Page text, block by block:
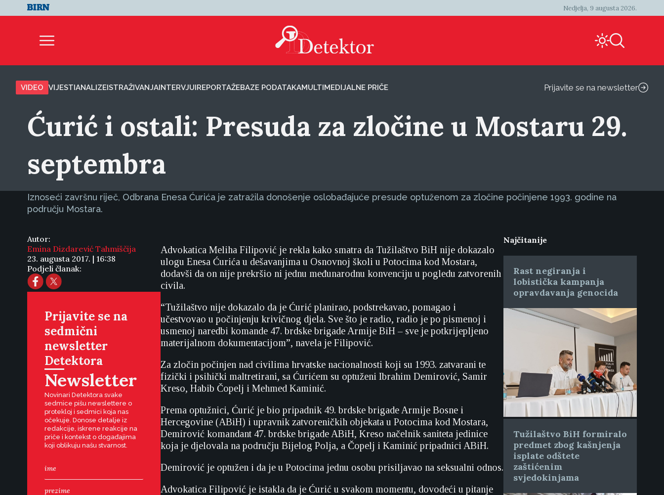
Nedjelja, 9 augusta 2026.
VIDEO VIJESTIANALIZEISTRAŽIVANJAINTERVJUIREPORTAŽEBAZE PODATAKAMULTIMEDIJALNE PRIČE Prijavite se na newsletter
Ćurić i ostali: Presuda za zločine u Mostaru 29.
septembra
Iznoseći završnu riječ, Odbrana Enesa Ćurića je zatražila donošenje oslobađajuće presude optuženom za zločine počinjene 1993. godine na
području Mostara.
Autor:
Emina Dizdarević Tahmiščija
23. augusta 2017. | 16:38
Podjeli članak:
Prijavite se na
sedmični
newsletter
Detektora
Newsletter
Novinari Detektora svake
sedmice pišu newslettere o
protekloj i sedmici koja nas
očekuje. Donose detalje iz
redakcije, iskrene reakcije na
priče i kontekst o događajima
koji oblikuju našu stvarnost.
Advokatica Meliha Filipović je rekla kako smatra da Tužilaštvo BiH nije dokazalo
ulogu Enesa Ćurića u dešavanjima u Osnovnoj školi u Potocima kod Mostara,
dodavši da on nije prekršio ni jednu međunarodnu konvenciju u pogledu zatvorenih
civila.
“Tužilaštvo nije dokazalo da je Ćurić planirao, podstrekavao, pomagao i
učestvovao u počinjenju krivičnog djela. Sve što je radio, radio je po pismenoj i
usmenoj naredbi komande 47. brdske brigade Armije BiH – sve je potkrijepljeno
materijalnom dokumentacijom”, navela je Filipović.
Za zločin počinjen nad civilima hrvatske nacionalnosti koji su 1993. zatvarani te
fizički i psihički maltretirani, sa Ćurićem su optuženi Ibrahim Demirović, Samir
Kreso, Habib Čopelj i Mehmed Kaminić.
Prema optužnici, Ćurić je bio pripadnik 49. brdske brigade Armije Bosne i
Hercegovine (ABiH) i upravnik zatvoreničkih objekata u Potocima kod Mostara,
Demirović komandant 47. brdske brigade ABiH, Kreso načelnik saniteta jedinice
koja je djelovala na području Bijelog Polja, a Čopelj i Kaminić pripadnici ABiH.
Demirović je optužen i da je u Potocima jednu osobu prisiljavao na seksualni odnos.
Advokatica Filipović je istakla da je Ćurić u svakom momentu, dovodeći u pitanje
Najčitanije
Rast negiranja i
lobistička kampanja
opravdavanja genocida
Tužilaštvo BiH formiralo
predmet zbog kašnjenja
isplate odštete
zaštićenim
svjedokinjama